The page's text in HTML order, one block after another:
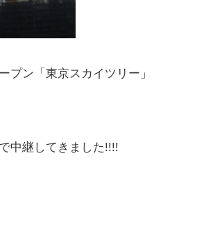
プン「東京スカイツリー」
中継してきました!!!!